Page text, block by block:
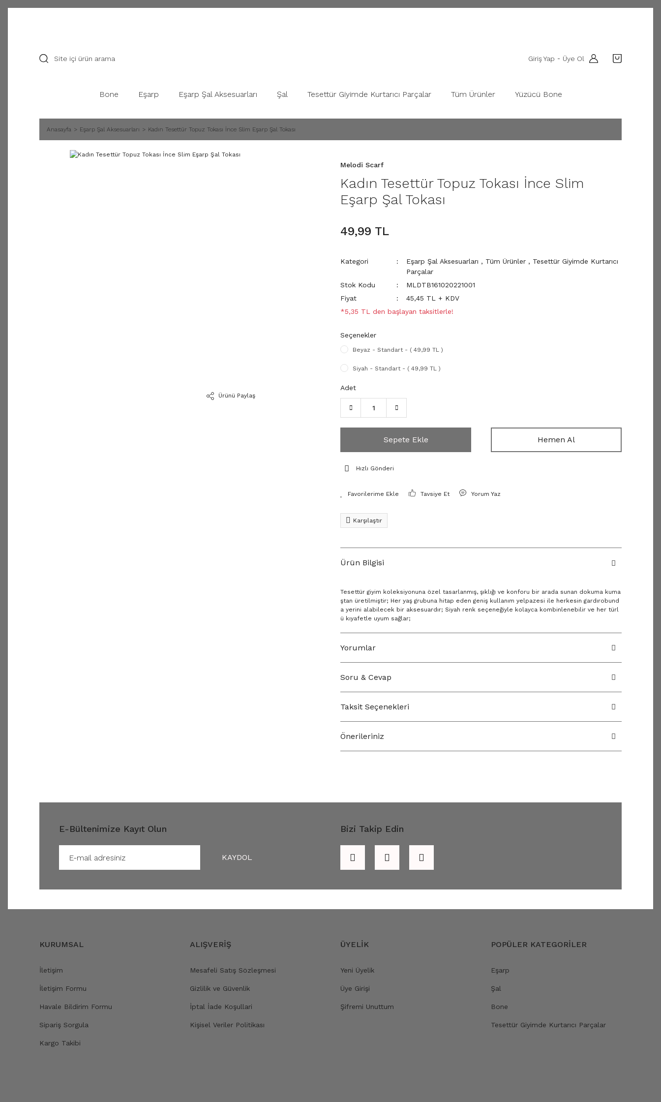
Giriş Yap - Üye Ol
Bone Eşarp Eşarp Şal Aksesuarları Şal Tesettür Giyimde Kurtarıcı Parçalar Tüm Ürünler Yüzücü Bone
Anasayfa Eşarp Şal Aksesuarları Kadın Tesettür Topuz Tokası İnce Slim Eşarp Şal Tokası
Ürünü Paylaş
Melodi Scarf
Kadın Tesettür Topuz Tokası İnce Slim
Eşarp Şal Tokası
49,99 TL
Kategori Eşarp Şal Aksesuarları , Tüm Ürünler , Tesettür Giyimde Kurtarıcı
Parçalar
Stok Kodu
MLDTB161020221001
Fiyat
45,45 TL + KDV
*5,35 TL den başlayan taksitlerle!
Seçenekler
Beyaz - Standart - ( 49,99 TL )
Siyah - Standart - ( 49,99 TL )
Adet
Sepete Ekle Hemen Al
Hızlı Gönderi
Tavsiye Et Yorum Yaz
Karşılaştır
Ürün Bilgisi
Tesettür giyim koleksiyonuna özel tasarlanmış, şıklığı ve konforu bir arada sunan dokuma kuma
ştan üretilmiştir; Her yaş grubuna hitap eden geniş kullanım yelpazesi ile herkesin gardırobund
a yerini alabilecek bir aksesuardır; Siyah renk seçeneğiyle kolayca kombinlenebilir ve her türl
ü kıyafetle uyum sağlar;
Yorumlar
Soru & Cevap
Taksit Seçenekleri
Önerileriniz
E-Bültenimize Kayıt Olun
KAYDOL
Bizi Takip Edin
KURUMSAL
İletişim
İletişim Formu
Havale Bildirim Formu
Sipariş Sorgula
Kargo Takibi
ALIŞVERİŞ
Mesafeli Satış Sözleşmesi
Gizlilik ve Güvenlik
İptal İade Koşullari
Kişisel Veriler Politikası
ÜYELİK
Yeni Üyelik
Üye Girişi
Şifremi Unuttum
POPÜLER KATEGORİLER
Eşarp
Şal
Bone
Tesettür Giyimde Kurtarıcı Parçalar